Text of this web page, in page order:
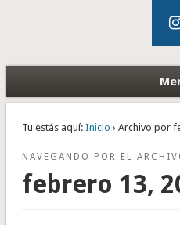
Tu estás aquí: Inicio › Archivo por
NAVEGANDO POR EL
febrero 13,